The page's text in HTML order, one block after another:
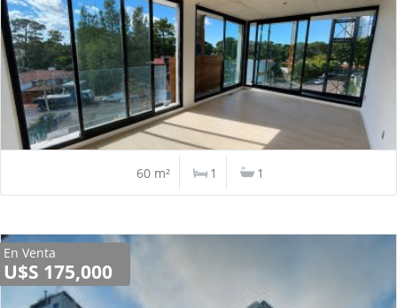
60 m² 1 1
En Venta
U$S 175,000